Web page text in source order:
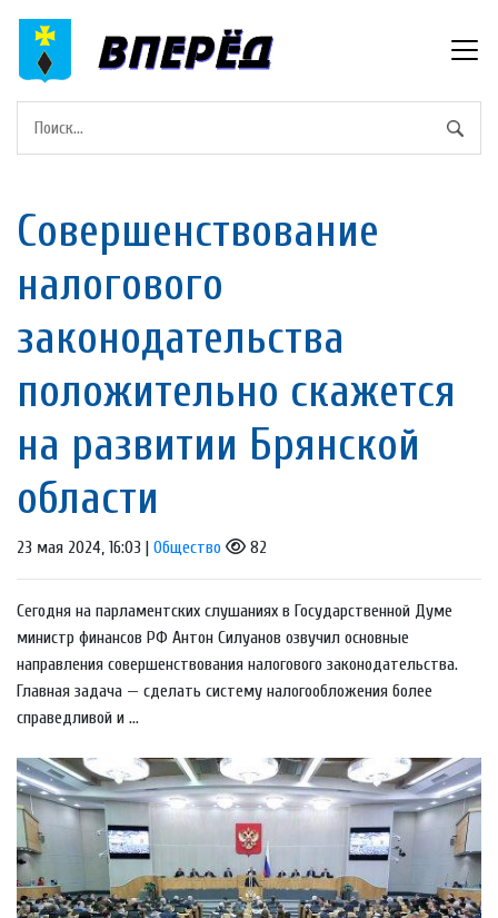
Совершенствование
налогового
законодательства
положительно скажется
на развитии Брянской
области
23 мая 2024, 16:03 | Общество 82
Сегодня на парламентских слушаниях в Государственной Думе
министр финансов РФ Антон Силуанов озвучил основные
направления совершенствования налогового законодательства.
Главная задача — сделать систему налогообложения более
справедливой и ...